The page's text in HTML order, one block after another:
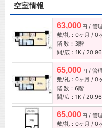
空室情報
63,000 円 / 管
敷/礼：0ヶ月 / 0
階 数：3階
間/広：1K /
65,000 円 / 管
敷/礼：0ヶ月 / 0
階 数：6階
間/広：1K /
65,000 円 / 管
敷/礼：0ヶ月 / 0